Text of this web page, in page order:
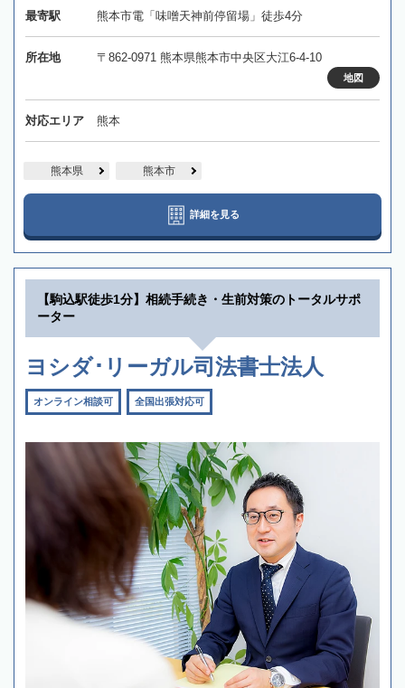
最寄駅 熊本市電「味噌天神前停留場」徒歩4分
所在地 〒862-0971 熊本県熊本市中央区大江6-4-10
地図
対応エリア 熊本
熊本県 熊本市
詳細を見る
【駒込駅徒歩1分】相続手続き・生前対策のトータルサポ
ーター
ヨシダ･リーガル司法書士法人
オンライン相談可 全国出張対応可